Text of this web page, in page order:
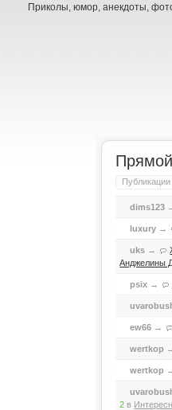
Приколы, юмор, анекдоты,
Публикации
dims123
luxury →
uks →
Анджелины
psix →
ew66 →
wertkop
wertkop
2 в